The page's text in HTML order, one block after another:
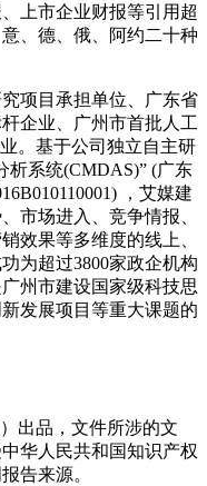
上市企业财报等引用超
、德、俄、阿约二十种
项目承担单位、广东省
企业、广州市首批人工
。基于公司独立自主研
析系统(CMDAS)” (广东
，艾媒建
市场进入、竞争情报、
效果等多维度的线上、
为超过3800家政企机构
州市建设国家级科技思
发展项目等重大课题的
出品，文件所涉的文
华人民共和国知识产权
告来源。